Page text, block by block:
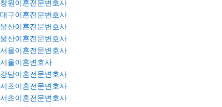
창원이혼전문변호사
대구이혼전문변호사
울산이혼전문변호사
울산이혼전문변호사
서울이혼전문변호사
서울이혼변호사
강남이혼전문변호사
서초이혼전문변호사
서초이혼전문변호사